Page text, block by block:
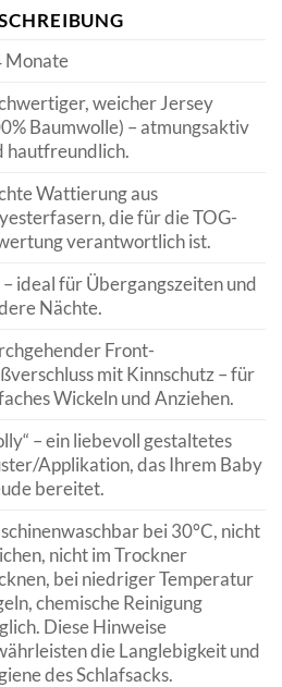
Monate
weicher Jersey
Baumwolle) – atmungsaktiv
hautfreundlich.
Wattierung aus
die für die TOG-
verantwortlich ist.
– ideal für Übergangszeiten und
Nächte.
Front-
mit Kinnschutz – für
Wickeln und Anziehen.
– ein liebevoll gestaltetes
Applikation, das Ihrem Baby
bereitet.
bei 30°C, nicht
nicht im Trockner
bei niedriger Temperatur
chemische Reinigung
Diese Hinweise
die Langlebigkeit und
des Schlafsacks.